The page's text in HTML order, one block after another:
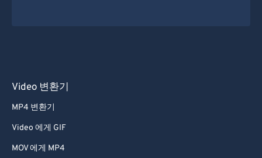
Video 변환기
MP4 변환기
Video 에게 GIF
MOV 에게 MP4